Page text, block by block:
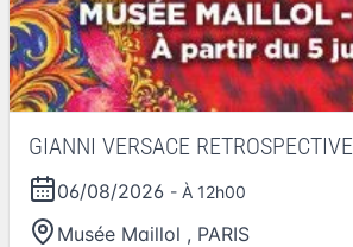
GIANNI VERSACE RETROSPECTIVE
06/08/2026 - À 12h00
Musée Maillol , PARIS